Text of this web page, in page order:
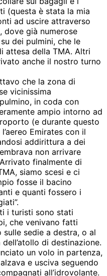
(questa è stata la mia
ad uscire attraverso
dove già numerose
dei pulmini, che le
attesa della TMA. Altri
anche il nostro turno
che la zona di
vicinissima
in coda con
ampio intorno ad
(e durante questo
Emirates con il
addirittura a dei
non arrivare
finalmente di
siamo scesi e ci
fosse il bacino
e quanti fossero i
i turisti sono stati
che venivano fatti
sedie a destra, o al
di destinazione.
un volo in partenza,
e usciva seguendo
all’idrovolante.